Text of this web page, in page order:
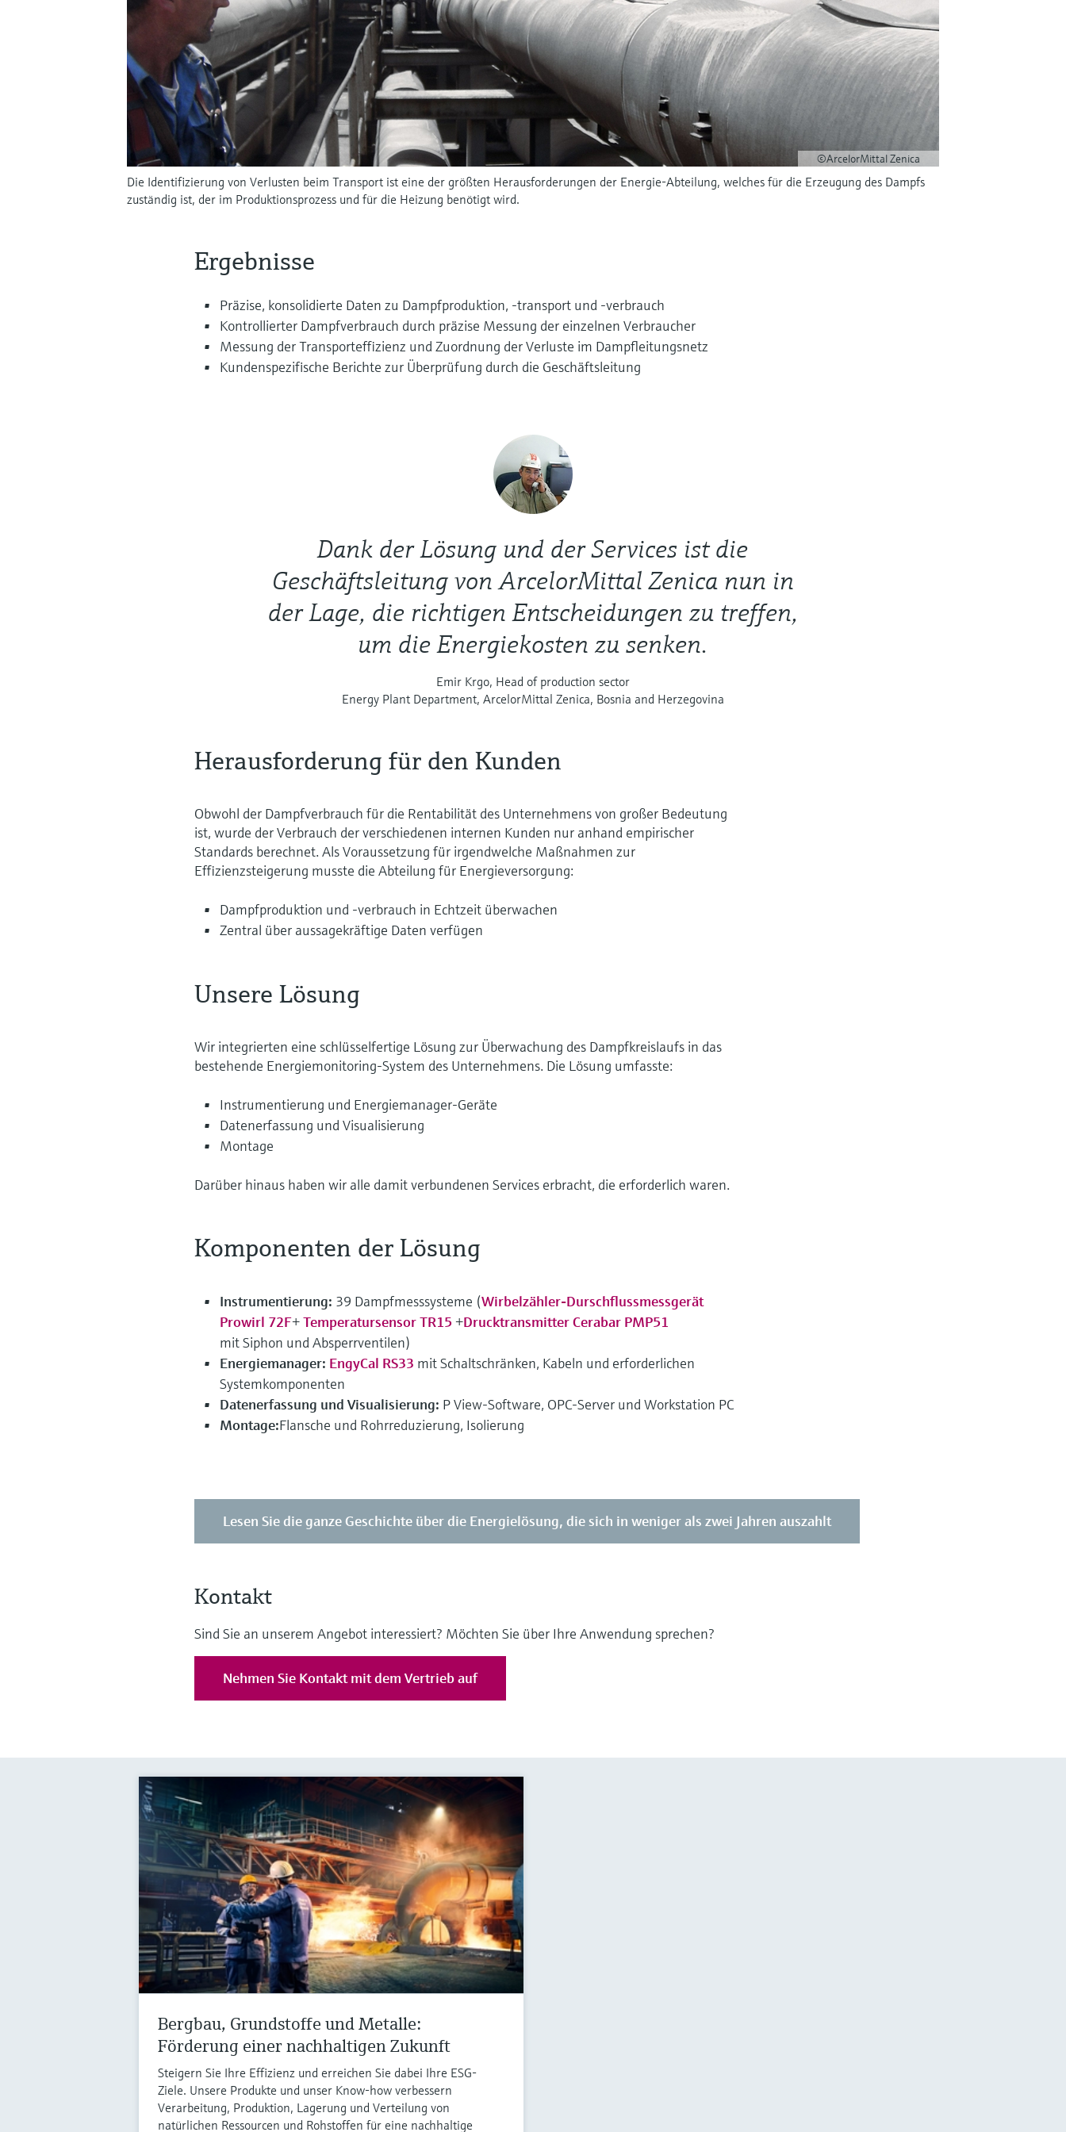
©ArcelorMittal Zenica
Die Identifizierung von Verlusten beim Transport ist eine der größten Herausforderungen der Energie-Abteilung, welches für die Erzeugung des Dampfs
zuständig ist, der im Produktionsprozess und für die Heizung benötigt wird.
Ergebnisse
Präzise, konsolidierte Daten zu Dampfproduktion, -transport und -verbrauch
Kontrollierter Dampfverbrauch durch präzise Messung der einzelnen Verbraucher
Messung der Transporteffizienz und Zuordnung der Verluste im Dampfleitungsnetz
Kundenspezifische Berichte zur Überprüfung durch die Geschäftsleitung
Dank der Lösung und der Services ist die
Geschäftsleitung von ArcelorMittal Zenica nun in
der Lage, die richtigen Entscheidungen zu treffen,
um die Energiekosten zu senken.
Emir Krgo, Head of production sector
Energy Plant Department, ArcelorMittal Zenica, Bosnia and Herzegovina
Herausforderung für den Kunden
Obwohl der Dampfverbrauch für die Rentabilität des Unternehmens von großer Bedeutung
ist, wurde der Verbrauch der verschiedenen internen Kunden nur anhand empirischer
Standards berechnet. Als Voraussetzung für irgendwelche Maßnahmen zur
Effizienzsteigerung musste die Abteilung für Energieversorgung:
Dampfproduktion und -verbrauch in Echtzeit überwachen
Zentral über aussagekräftige Daten verfügen
Unsere Lösung
Wir integrierten eine schlüsselfertige Lösung zur Überwachung des Dampfkreislaufs in das
bestehende Energiemonitoring-System des Unternehmens. Die Lösung umfasste:
Instrumentierung und Energiemanager-Geräte
Datenerfassung und Visualisierung
Montage
Darüber hinaus haben wir alle damit verbundenen Services erbracht, die erforderlich waren.
Komponenten der Lösung
Instrumentierung: 39 Dampfmesssysteme (Wirbelzähler-Durschflussmessgerät
Prowirl 72F+Temperatursensor TR15+Drucktransmitter Cerabar PMP51
mit Siphon und Absperrventilen)
Energiemanager: EngyCal RS33 mit Schaltschränken, Kabeln und erforderlichen
Systemkomponenten
Datenerfassung und Visualisierung: P View-Software, OPC-Server und Workstation PC
Montage:Flansche und Rohrreduzierung, Isolierung
Lesen Sie die ganze Geschichte über die Energielösung, die sich in weniger als zwei Jahren auszahlt
Kontakt
Sind Sie an unserem Angebot interessiert? Möchten Sie über Ihre Anwendung sprechen?
Nehmen Sie Kontakt mit dem Vertrieb auf
Bergbau, Grundstoffe und Metalle:
Förderung einer nachhaltigen Zukunft
Steigern Sie Ihre Effizienz und erreichen Sie dabei Ihre ESG-
Ziele. Unsere Produkte und unser Know-how verbessern
Verarbeitung, Produktion, Lagerung und Verteilung von
natürlichen Ressourcen und Rohstoffen für eine nachhaltige